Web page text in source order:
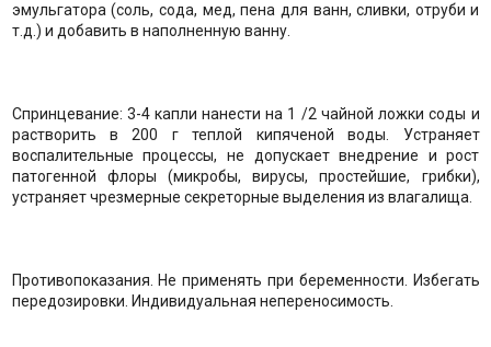
эмульгатора (соль, сода, мед, пена для ванн, сливки, отруби и
т.д.) и добавить в наполненную ванну.
Спринцевание: 3-4 капли нанести на 1 /2 чайной ложки соды и
растворить в 200 г теплой кипяченой воды. Устраняет
воспалительные процессы, не допускает внедрение и рост
патогенной флоры (микробы, вирусы, простейшие, грибки),
устраняет чрезмерные секреторные выделения из влагалища.
Противопоказания. Не применять при беременности. Избегать
передозировки. Индивидуальная непереносимость.